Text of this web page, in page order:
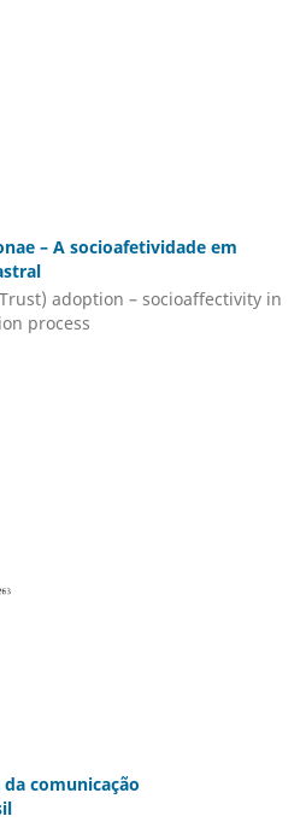
– A socioafetividade em
adoption – socioaffectivity in
process
comunicação